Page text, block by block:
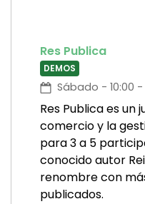
Res Publica
DEMOS
Sábado - 10:00 -
Res Publica es un
comercio y la
para 3 a 5
conocido autor
renombre con
publicados.